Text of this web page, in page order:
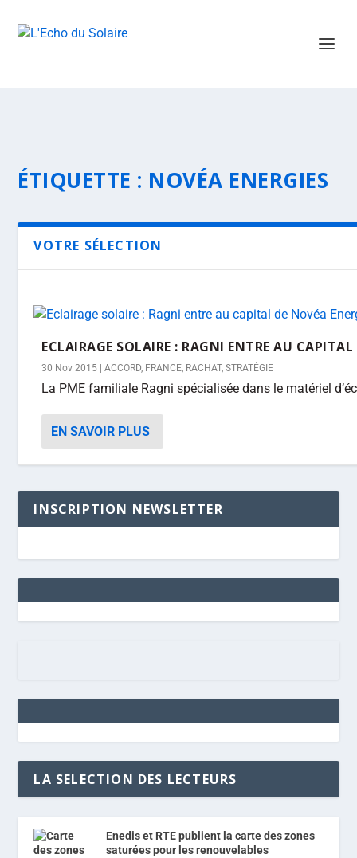
ÉTIQUETTE : NOVÉA ENERGIES
VOTRE SÉLECTION
ECLAIRAGE SOLAIRE : RAGNI ENTRE AU CAPITAL
30 Nov 2015 |ACCORD, FRANCE, RACHAT,STRATÉGIE
La PME familiale Ragni spécialisée dans le matériel
EN SAVOIR PLUS
INSCRIPTION NEWSLETTER
LA SELECTION DES LECTEURS
Enedis et RTE publient la carte des zones
saturées pour les renouvelables